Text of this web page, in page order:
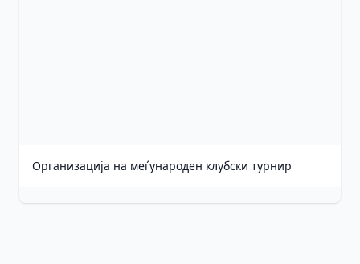
Организација на меѓународен клубски турнир